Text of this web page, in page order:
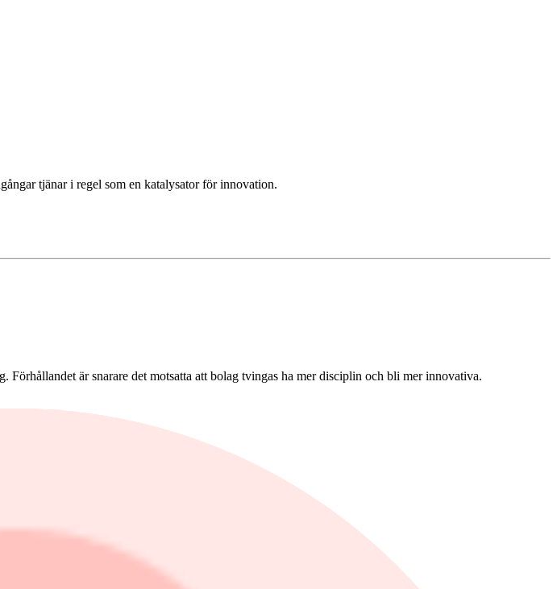
tjänar i regel som en katalysator för innovation.
är snarare det motsatta att bolag tvingas ha mer disciplin och bli mer innovativa.
Slack, Square och Uber.
Adobe) och Just Eat.
går de här nya teknikerna under namnet "moonshots".